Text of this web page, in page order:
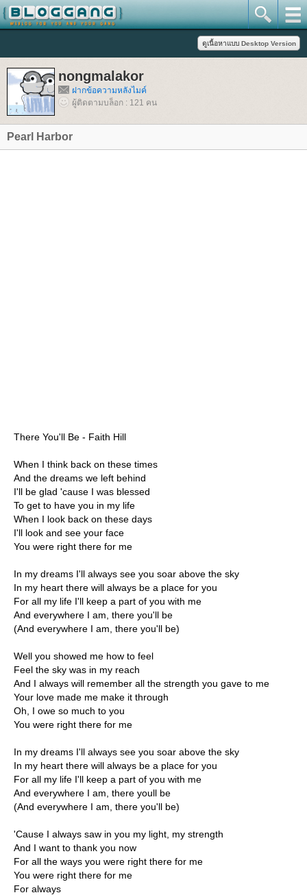
nongmalakor
ฝากข้อความหลังไมค์
ผู้ติดตามบล็อก : 121 คน
Pearl Harbor
There You'll Be - Faith Hill
When I think back on these times
And the dreams we left behind
I'll be glad 'cause I was blessed
To get to have you in my life
When I look back on these days
I'll look and see your face
You were right there for me
In my dreams I'll always see you soar above the sky
In my heart there will always be a place for you
For all my life I'll keep a part of you with me
And everywhere I am, there you'll be
(And everywhere I am, there you'll be)
Well you showed me how to feel
Feel the sky was in my reach
And I always will remember all the strength you gave to me
Your love made me make it through
Oh, I owe so much to you
You were right there for me
In my dreams I'll always see you soar above the sky
In my heart there will always be a place for you
For all my life I'll keep a part of you with me
And everywhere I am, there youll be
(And everywhere I am, there you'll be)
'Cause I always saw in you my light, my strength
And I want to thank you now
For all the ways you were right there for me
You were right there for me
For always